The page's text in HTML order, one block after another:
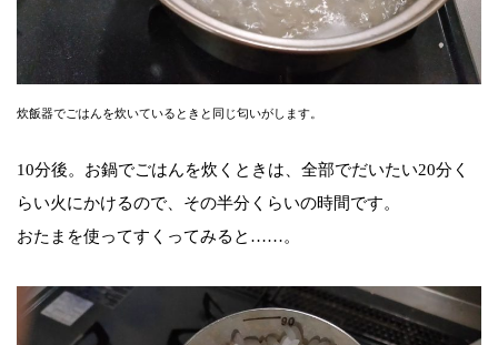
炊飯器でごはんを炊いているときと同じ匂いがします。
10分後。お鍋でごはんを炊くときは、全部でだいたい20分く
らい火にかけるので、その半分くらいの時間です。
おたまを使ってすくってみると……。